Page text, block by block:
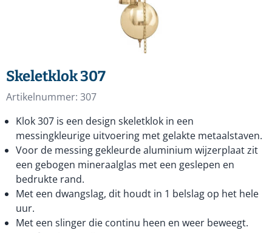
Skeletklok 307
Artikelnummer: 307
Klok 307 is een design skeletklok in een
messingkleurige uitvoering met gelakte metaalstaven.
Voor de messing gekleurde aluminium wijzerplaat zit
een gebogen mineraalglas met een geslepen en
bedrukte rand.
Met een dwangslag, dit houdt in 1 belslag op het hele
uur.
Met een slinger die continu heen en weer beweegt.